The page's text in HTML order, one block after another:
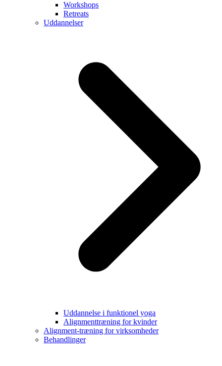
Workshops
Retreats
Uddannelser
Uddannelse i funktionel yoga
Alignmenttræning for kvinder
Alignment-træning for virksomheder
Behandlinger